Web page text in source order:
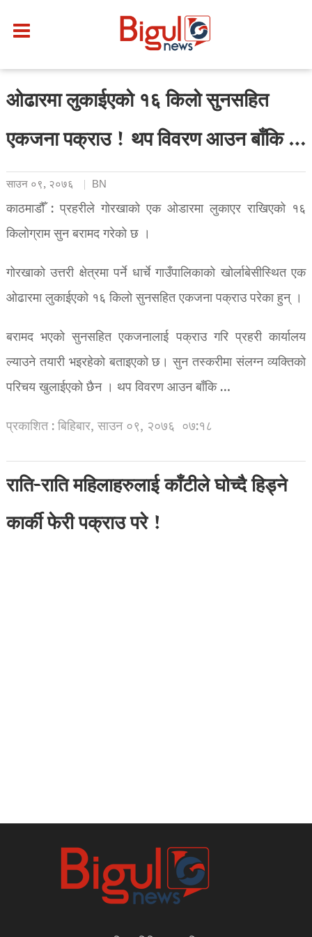
ओढारमा लुकाईएको १६ किलो सुनसहित
एकजना पक्राउ ! थप विवरण आउन बाँकि …
साउन ०९, २०७६ BN
काठमाडौँ : प्रहरीले गोरखाको एक ओडारमा लुकाएर राखिएको १६
किलोग्राम सुन बरामद गरेको छ ।
गोरखाको उत्तरी क्षेत्रमा पर्ने धार्चे गाउँपालिकाको खोर्लाबेसीस्थित एक
ओढारमा लुकाईएको १६ किलो सुनसहित एकजना पक्राउ परेका हुन् ।
बरामद भएको सुनसहित एकजनालाई पक्राउ गरि प्रहरी कार्यालय
ल्याउने तयारी भइरहेको बताइएको छ। सुन तस्करीमा संलग्न व्यक्तिको
परिचय खुलाईएको छैन । थप विवरण आउन बाँकि …
प्रकाशित : बिहिबार, साउन ०९, २०७६ ०७:१८
राति-राति महिलाहरुलाई काँटीले घोच्दै हिड्ने
कार्की फेरी पक्राउ परे !